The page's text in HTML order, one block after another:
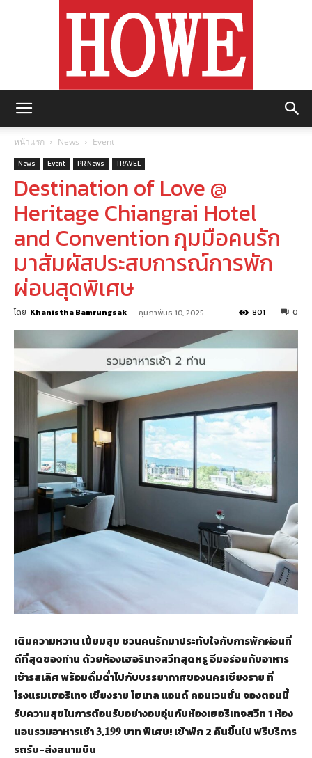
หน้าแรก News Event
News Event PR News TRAVEL
Destination of Love @
Heritage Chiangrai Hotel
and Convention กุมมือคนรัก
มาสัมผัสประสบการณ์การพัก
ผ่อนสุดพิเศษ
โดย Khanistha Bamrungsak - กุมภาพันธ์ 10, 2025 0
801
เติมความหวาน เปี่ยมสุข ชวนคนรักมาประทับใจกับการพักผ่อนที่
ดีที่สุดของท่าน ด้วยห้องเฮอริเทจสวีทสุดหรู อิ่มอร่อยกับอาหาร
เช้ารสเลิศ พร้อมดื่มด่ำไปกับบรรยากาศของนครเชียงราย ที่
โรงแรมเฮอริเทจ เชียงราย โฮเทล แอนด์ คอนเวนชั่น จองตอนนี้
รับความสุขในการต้อนรับอย่างอบอุ่นกับห้องเฮอริเทจสวีท 1 ห้อง
นอนรวมอาหารเช้า 𝟑,𝟏𝟗𝟗 บาท พิเศษ! เข้าพัก 2 คืนขึ้นไป ฟรีบริการ
รถรับ-ส่งสนามบิน